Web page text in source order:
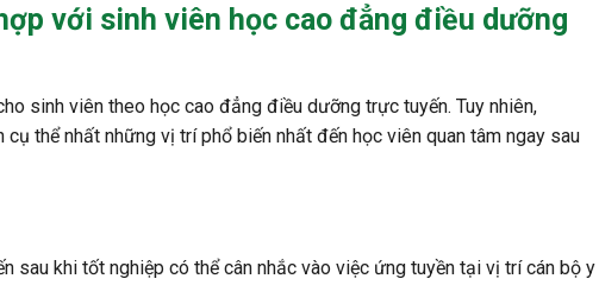
với sinh viên học cao đẳng điều dưỡng
sinh viên theo học cao đẳng điều dưỡng trực tuyến. Tuy nhiên,
thể nhất những vị trí phổ biến nhất đến học viên quan tâm ngay sau
sau khi tốt nghiệp có thể cân nhắc vào việc ứng tuyền tại vị trí cán bộ y